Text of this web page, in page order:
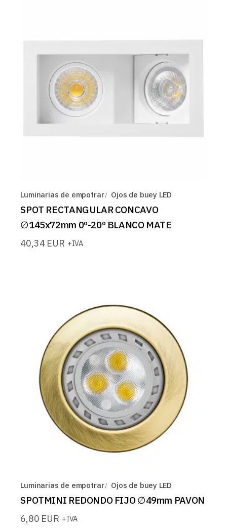
Luminarias de empotrar Ojos de buey LED
SPOT RECTANGULAR CONCAVO
∅145x72mm 0º-20º BLANCO MATE
40,34 EUR +IVA
Luminarias de empotrar Ojos de buey LED
SPOTMINI REDONDO FIJO ∅49mm PAVON
6,80 EUR +IVA